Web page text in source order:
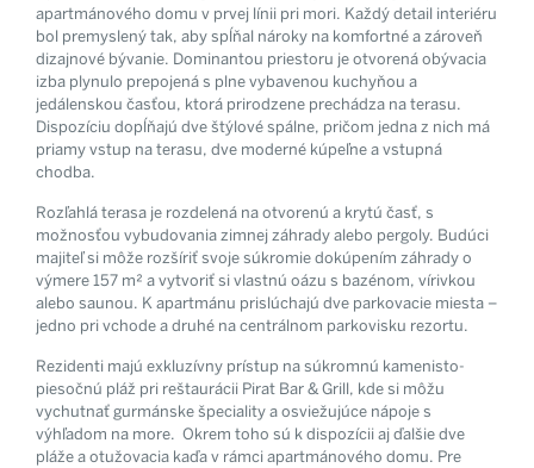
apartmánového domu v prvej línii pri mori. Každý detail interiéru
bol premyslený tak, aby spĺňal nároky na komfortné a zároveň
dizajnové bývanie. Dominantou priestoru je otvorená obývacia
izba plynulo prepojená s plne vybavenou kuchyňou a
jedálenskou časťou, ktorá prirodzene prechádza na terasu.
Dispozíciu dopĺňajú dve štýlové spálne, pričom jedna z nich má
priamy vstup na terasu, dve moderné kúpeľne a vstupná
chodba.
Rozľahlá terasa je rozdelená na otvorenú a krytú časť, s
možnosťou vybudovania zimnej záhrady alebo pergoly. Budúci
majiteľ si môže rozšíriť svoje súkromie dokúpením záhrady o
výmere 157 m² a vytvoriť si vlastnú oázu s bazénom, vírivkou
alebo saunou. K apartmánu prislúchajú dve parkovacie miesta –
jedno pri vchode a druhé na centrálnom parkovisku rezortu.
Rezidenti majú exkluzívny prístup na súkromnú kamenisto-
piesočnú pláž pri reštaurácii Pirat Bar & Grill, kde si môžu
vychutnať gurmánske špeciality a osviežujúce nápoje s
výhľadom na more. Okrem toho sú k dispozícii aj ďalšie dve
pláže a otužovacia kaďa v rámci apartmánového domu. Pre